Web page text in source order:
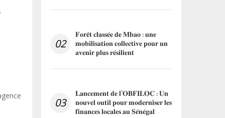
02
𝐅𝐨𝐫𝐞̂𝐭 𝐜𝐥𝐚𝐬𝐬𝐞́𝐞 𝐝𝐞 𝐌𝐛𝐚𝐨 : 𝐮𝐧𝐞
𝐦𝐨𝐛𝐢𝐥𝐢𝐬𝐚𝐭𝐢𝐨𝐧 𝐜𝐨𝐥𝐥𝐞𝐜𝐭𝐢𝐯𝐞 𝐩𝐨𝐮𝐫 𝐮𝐧
𝐚𝐯𝐞𝐧𝐢𝐫 𝐩𝐥𝐮𝐬 𝐫𝐞́𝐬𝐢𝐥𝐢𝐞𝐧𝐭
03
𝐋𝐚𝐧𝐜𝐞𝐦𝐞𝐧𝐭 𝐝𝐞 𝐥’𝐎𝐁𝐅𝐈𝐋𝐎𝐂 : 𝐔𝐧
𝐧𝐨𝐮𝐯𝐞𝐥 𝐨𝐮𝐭𝐢𝐥 𝐩𝐨𝐮𝐫 𝐦𝐨𝐝𝐞𝐫𝐧𝐢𝐬𝐞𝐫 𝐥𝐞𝐬
𝐟𝐢𝐧𝐚𝐧𝐜𝐞𝐬 𝐥𝐨𝐜𝐚𝐥𝐞𝐬 𝐚𝐮 𝐒𝐞́𝐧𝐞́𝐠𝐚𝐥